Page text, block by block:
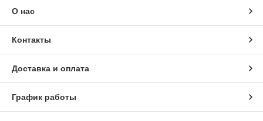
О нас
Контакты
Доставка и оплата
График работы